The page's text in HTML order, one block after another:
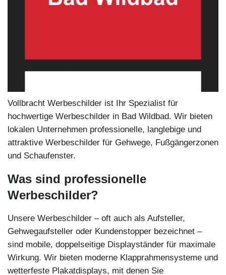
Vollbracht Werbeschilder ist Ihr Spezialist für
hochwertige Werbeschilder in Bad Wildbad. Wir bieten
lokalen Unternehmen professionelle, langlebige und
attraktive Werbeschilder für Gehwege, Fußgängerzonen
und Schaufenster.
Was sind professionelle
Werbeschilder?
Unsere Werbeschilder – oft auch als Aufsteller,
Gehwegaufsteller oder Kundenstopper bezeichnet –
sind mobile, doppelseitige Displayständer für maximale
Wirkung. Wir bieten moderne Klapprahmensysteme und
wetterfeste Plakatdisplays, mit denen Sie